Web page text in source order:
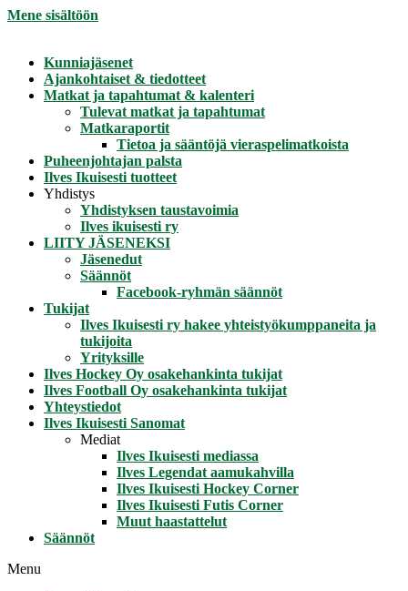
Mene sisältöön
Kunniajäsenet
Ajankohtaiset & tiedotteet
Matkat ja tapahtumat & kalenteri
Tulevat matkat ja tapahtumat
Matkaraportit
Tietoa ja sääntöjä vieraspelimatkoista
Puheenjohtajan palsta
Ilves Ikuisesti tuotteet
Yhdistys
Yhdistyksen taustavoimia
Ilves ikuisesti ry
LIITY JÄSENEKSI
Jäsenedut
Säännöt
Facebook-ryhmän säännöt
Tukijat
Ilves Ikuisesti ry hakee yhteistyökumppaneita ja
tukijoita
Yrityksille
Ilves Hockey Oy osakehankinta tukijat
Ilves Football Oy osakehankinta tukijat
Yhteystiedot
Ilves Ikuisesti Sanomat
Mediat
Ilves Ikuisesti mediassa
Ilves Legendat aamukahvilla
Ilves Ikuisesti Hockey Corner
Ilves Ikuisesti Futis Corner
Muut haastattelut
Säännöt
Menu